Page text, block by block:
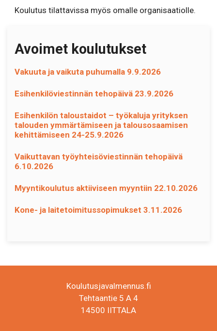
Koulutus tilattavissa myös omalle organisaatiolle.
Avoimet koulutukset
Vakuuta ja vaikuta puhumalla 9.9.2026
Esihenkilöviestinnän tehopäivä 23.9.2026
Esihenkilön taloustaidot – työkaluja yrityksen
talouden ymmärtämiseen ja talousosaamisen
kehittämiseen 24-25.9.2026
Vaikuttavan työyhteisöviestinnän tehopäivä
6.10.2026
Myyntikoulutus aktiiviseen myyntiin 22.10.2026
Kone- ja laitetoimitussopimukset 3.11.2026
Koulutusjavalmennus.fi
Tehtaantie 5 A 4
14500 IITTALA